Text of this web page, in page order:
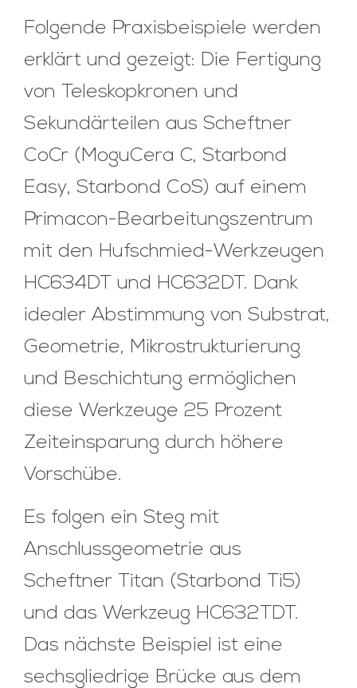
Folgende Praxisbeispiele werden
erklärt und gezeigt: Die Fertigung
von Teleskopkronen und
Sekundärteilen aus Scheftner
CoCr (MoguCera C, Starbond
Easy, Starbond CoS) auf einem
Primacon-Bearbeitungszentrum
mit den Hufschmied-Werkzeugen
HC634DT und HC632DT. Dank
idealer Abstimmung von Substrat,
Geometrie, Mikrostrukturierung
und Beschichtung ermöglichen
diese Werkzeuge 25 Prozent
Zeiteinsparung durch höhere
Vorschübe.
Es folgen ein Steg mit
Anschlussgeometrie aus
Scheftner Titan (Starbond Ti5)
und das Werkzeug HC632TDT.
Das nächste Beispiel ist eine
sechsgliedrige Brücke aus dem